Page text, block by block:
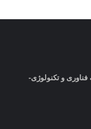
فناوری و تکنولوژی-